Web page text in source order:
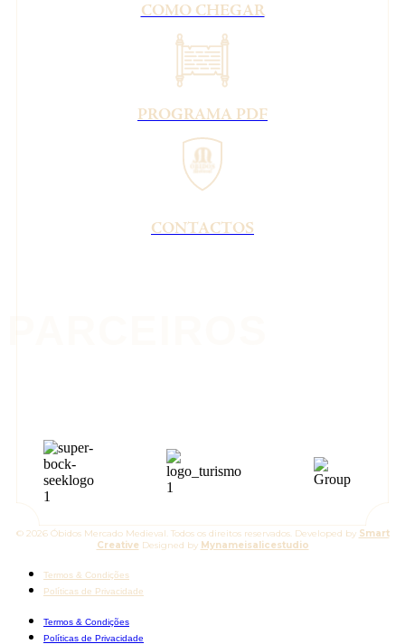
COMO CHEGAR
PROGRAMA PDF
CONTACTOS
© 2026 Óbidos Mercado Medieval. Todos os direitos reservados. Developed by Smart
CreativeDesigned by Mynameisalicestudio
Termos & Condições
Políticas de Privacidade
Termos & Condições
Políticas de Privacidade